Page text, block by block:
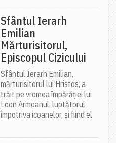
Sfântul Ierarh
Emilian
Mărturisitorul,
Episcopul Cizicului
Sfântul Ierarh Emilian,
mărturisitorul lui Hristos, a
trăit pe vremea împărăției lui
Leon Armeanul, luptătorul
împotriva icoanelor, și fiind el